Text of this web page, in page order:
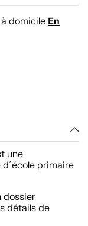
domicile En
une
primaire
dossier
détails de